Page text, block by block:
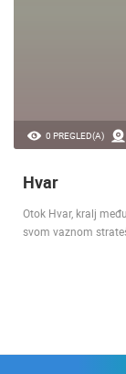
0 PREGLED(A)
Hvar
Otok Hvar, kralj
svom vaznom